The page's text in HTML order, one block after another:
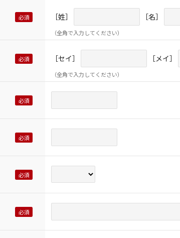
［姓］ ［名］
（全角で入力してください）
［セイ］ ［メイ］
（全角で入力してください）